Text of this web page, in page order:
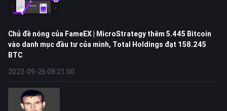
Chủ đề nóng của FameEX | MicroStrategy thêm 5.445 Bitcoin
vào danh mục đầu tư của mình, Total Holdings đạt 158.245
BTC
2023-09-26 08:21:00